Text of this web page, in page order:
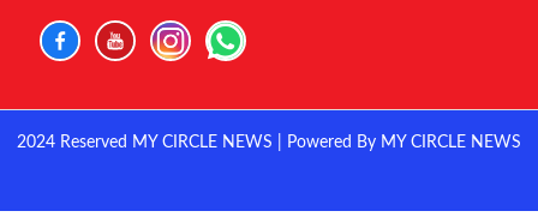
2024 Reserved MY CIRCLE NEWS | Powered By MY CIRCLE NEWS